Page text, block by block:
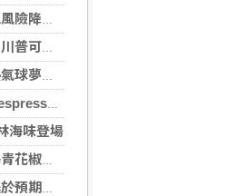
股收紅
500%關稅
池上大坡池
早咖起居室》
海味登場
8/11限時兩周開賣
險降 收紅